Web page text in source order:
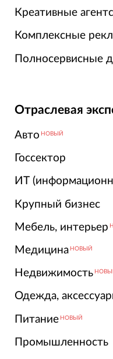
Креативные
Комплексные
Полносервисные
Отраслевая
Авто НОВЫЙ
Госсектор
ИТ
Крупный бизнес
Мебель, интерьер
Медицина НОВЫЙ
Недвижимость
Одежда,
Питание НОВЫЙ
Промышленность